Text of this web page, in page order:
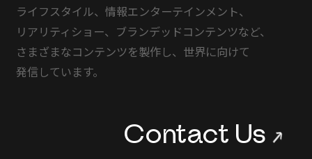
ライフスタイル、 情報エンターテインメント、
リアリティショー、 ブランデッドコンテンツなど、
さまざまなコンテンツを製作し、 世界に向けて
発信しています。
Contact Us→